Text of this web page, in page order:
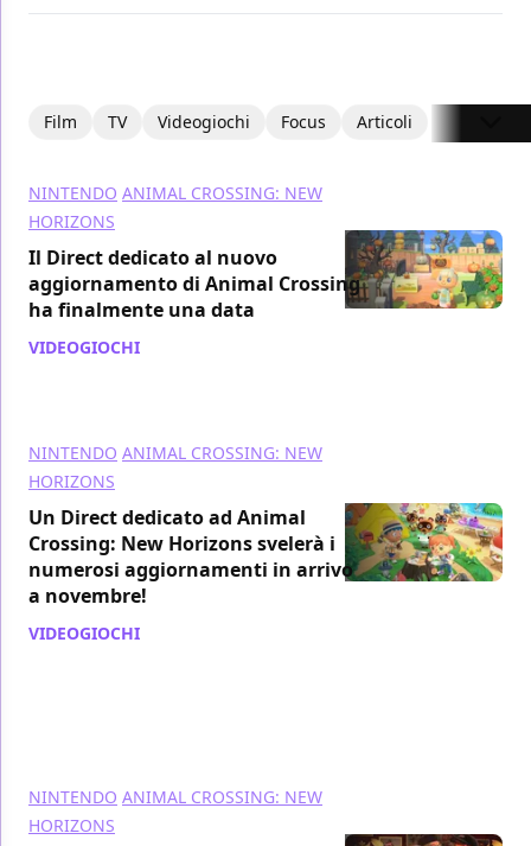
Film TV Videogiochi Focus Articoli
NINTENDO ANIMAL CROSSING: NEW
HORIZONS
Il Direct dedicato al nuovo
aggiornamento di Animal Crossing
ha finalmente una data
VIDEOGIOCHI
NINTENDO ANIMAL CROSSING: NEW
HORIZONS
Un Direct dedicato ad Animal
Crossing: New Horizons svelerà i
numerosi aggiornamenti in arrivo
a novembre!
VIDEOGIOCHI
NINTENDO ANIMAL CROSSING: NEW
HORIZONS